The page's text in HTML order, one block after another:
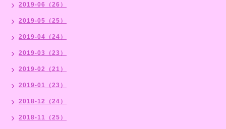
2019-06（26）
2019-05（25）
2019-04（24）
2019-03（23）
2019-02（21）
2019-01（23）
2018-12（24）
2018-11（25）